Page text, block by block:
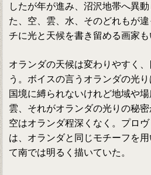
したが年が進み、沼沢地帯へ異
た、空、雲、水、そのどれもが
チに光と天候を書き留める画家も
オランダの天候は変わりやすく
う。ボイスの言うオランダの光
国境に縛られないけれど地域や
雲、それがオランダの光りの秘
空はオランダ程深くなく。プロ
は、オランダと同じモチーフを
て南では明るく描いていた。